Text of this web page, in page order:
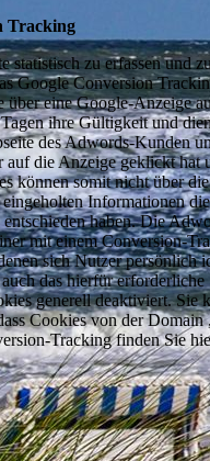
Tracking
statistisch zu erfassen und
Google Conversion
über eine Google-Anzeige
ihre Gültigkeit und
des Adwords-Kunden
auf die Anzeige geklickt
können somit nicht über
Informationen
haben. Die
mit einem Conversion-
sich Nutzer persönlich
das hierfür
generell deaktiviert.
Cookies von der
Tracking finden Sie